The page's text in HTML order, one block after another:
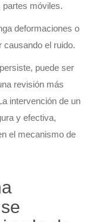
partes móviles.
deformaciones o
causando el ruido.
puede ser
revisión más
intervención de un
y efectiva,
el mecanismo de